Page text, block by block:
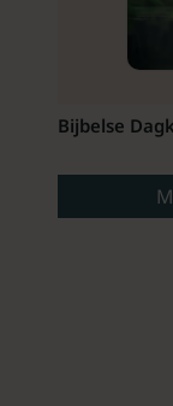
Bijbelse